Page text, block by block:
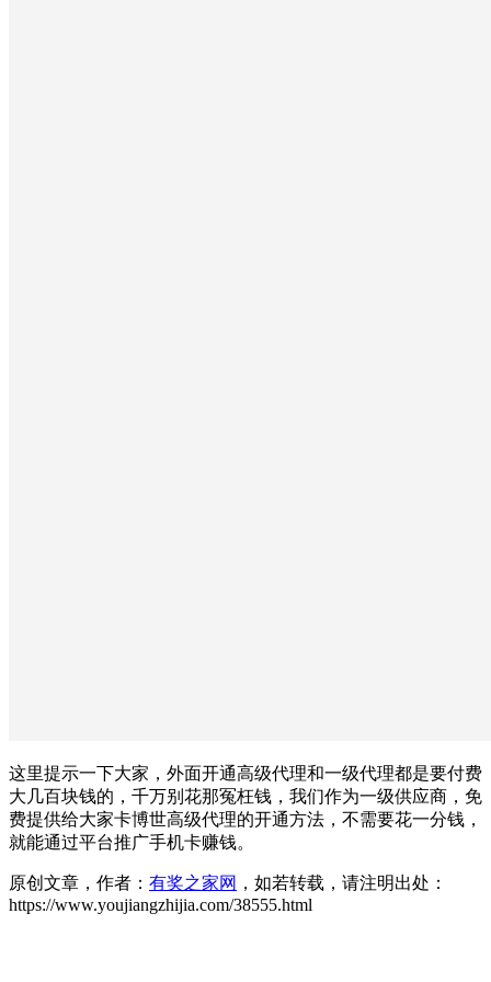
这里提示一下大家，外面开通高级代理和一级代理都是要付费
大几百块钱的，千万别花那冤枉钱，我们作为一级供应商，免
费提供给大家卡博世高级代理的开通方法，不需要花一分钱，
就能通过平台推广手机卡赚钱。
原创文章，作者： 有奖之家网 ，如若转载，请注明出处：
https://www.youjiangzhijia.com/38555.html